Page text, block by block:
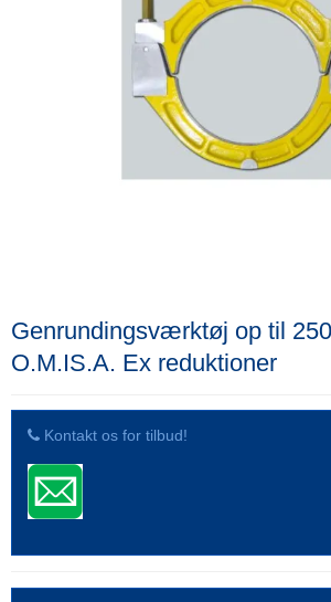
Genrundingsværktøj op til
O.M.IS.A. Ex reduktioner
Kontakt os for tilbud!